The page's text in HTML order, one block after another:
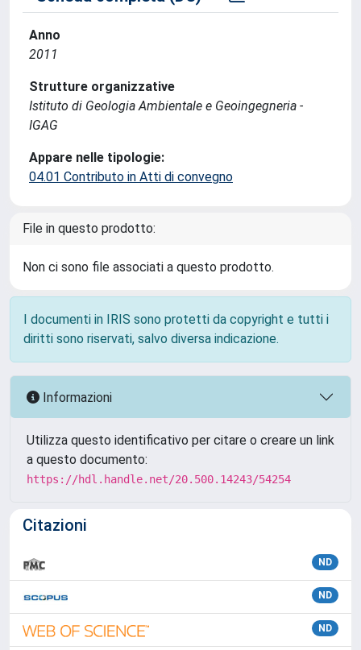
Anno
2011
Strutture organizzative
Istituto di Geologia Ambientale e Geoingegneria -
IGAG
Appare nelle tipologie:
04.01 Contributo in Atti di convegno
File in questo prodotto:
Non ci sono file associati a questo prodotto.
I documenti in IRIS sono protetti da copyright e tutti i
diritti sono riservati, salvo diversa indicazione.
Informazioni
Utilizza questo identificativo per citare o creare un link
a questo documento:
https://hdl.handle.net/20.500.14243/54254
Citazioni
ND
ND
ND